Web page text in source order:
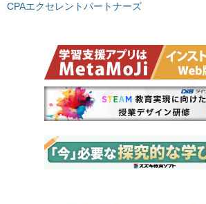
CPAエクセレントパートナーズ